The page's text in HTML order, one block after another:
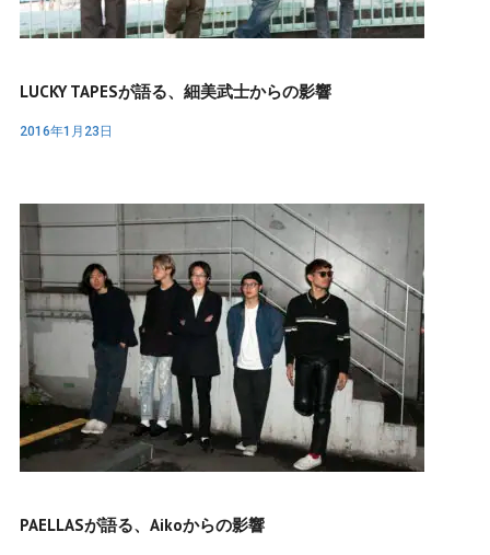
LUCKY TAPESが語る、細美武士からの影響
2016年1月23日
PAELLASが語る、aikoからの影響